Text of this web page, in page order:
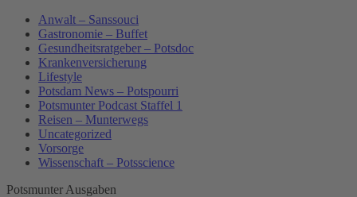
Anwalt – Sanssouci
Gastronomie – Buffet
Gesundheitsratgeber – Potsdoc
Krankenversicherung
Lifestyle
Potsdam News – Potspourri
Potsmunter Podcast Staffel 1
Reisen – Munterwegs
Uncategorized
Vorsorge
Wissenschaft – Potsscience
Potsmunter Ausgaben